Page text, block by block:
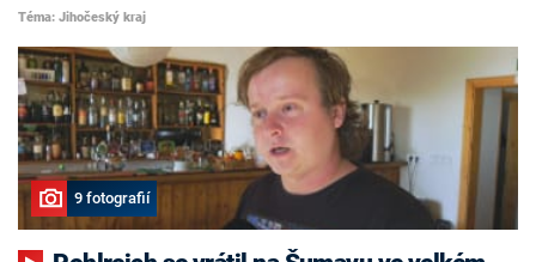
Téma: Jihočeský kraj
9 fotografií